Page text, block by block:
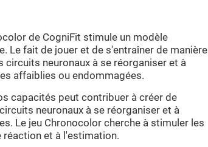
de CogniFit stimule un modèle
Le fait de jouer et de s'entraîner de manière
circuits neuronaux à se réorganiser et à
affaiblies ou endommagées.
capacités peut contribuer à créer de
neuronaux à se réorganiser et à
Le jeu Chronocolor cherche à stimuler les
et à l'estimation.